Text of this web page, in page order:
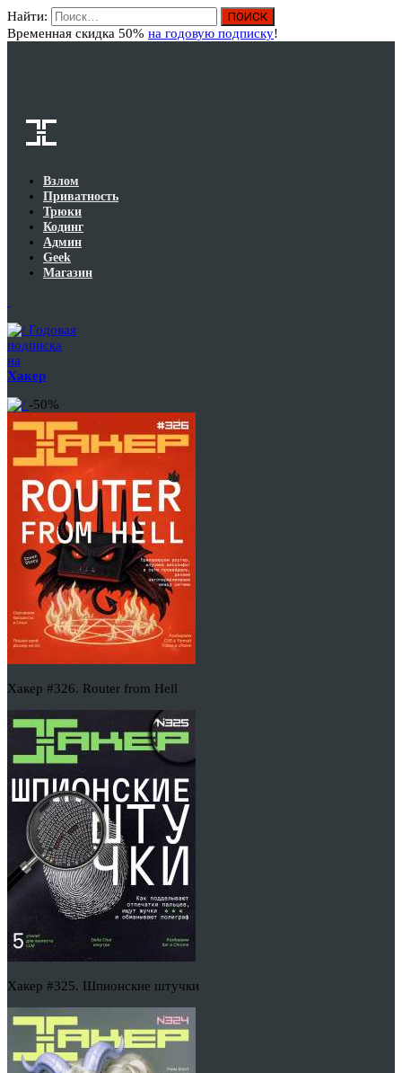
Найти:
Временная скидка 50% на годовую подписку!
Взлом
Приватность
Трюки
Кодинг
Админ
Geek
Магазин
Годовая
подписка
на
Хакер
-50%
Хакер #326. Router from Hell
Хакер #325. Шпионские штучки